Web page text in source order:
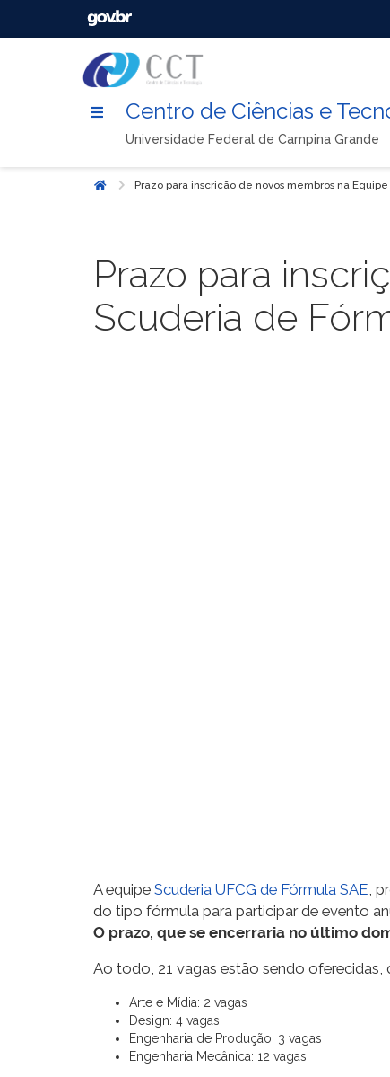
Centro de Ciências e
Universidade Federal de Campina Grande
Início Prazo para inscrição de novos membros na
Prazo para
Scuderia de
A equipe Scuderia UFCG de Fórmula SAE ,
do tipo fórmula para participar de evento
O prazo, que se encerraria no último
Ao todo, 21 vagas estão sendo oferecidas,
Arte e Mídia: 2 vagas
Design: 4 vagas
Engenharia de Produção: 3 vagas
Engenharia Mecânica: 12 vagas